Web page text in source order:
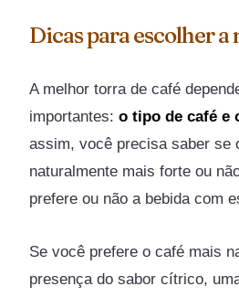
Dicas para escolher
A melhor torra de café
importantes:o tipo de café e
assim, você precisa saber se
naturalmente mais forte ou
prefere ou não a bebida com
Se você prefere o café mais
presença do sabor cítrico,